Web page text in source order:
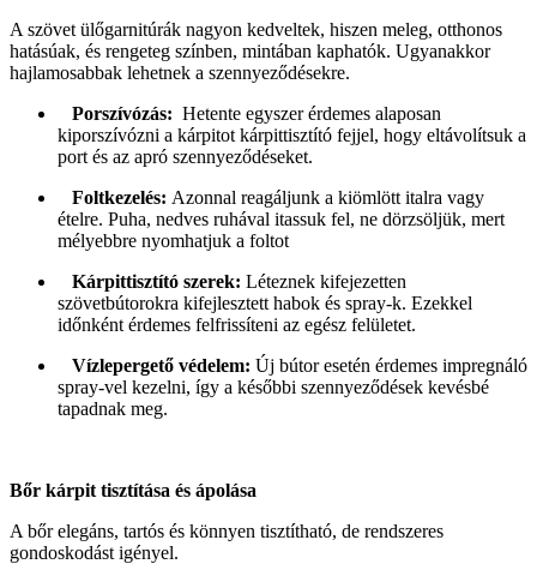
A szövet ülőgarnitúrák nagyon kedveltek, hiszen meleg, otthonos
hatásúak, és rengeteg színben, mintában kaphatók. Ugyanakkor
hajlamosabbak lehetnek a szennyeződésekre.
Porszívózás: Hetente egyszer érdemes alaposan
kiporszívózni a kárpitot kárpittisztító fejjel, hogy eltávolítsuk a
port és az apró szennyeződéseket.
Foltkezelés: Azonnal reagáljunk a kiömlött italra vagy
ételre. Puha, nedves ruhával itassuk fel, ne dörzsöljük, mert
mélyebbre nyomhatjuk a foltot
Kárpittisztító szerek: Léteznek kifejezetten
szövetbútorokra kifejlesztett habok és spray-k. Ezekkel
időnként érdemes felfrissíteni az egész felületet.
Vízlepergető védelem: Új bútor esetén érdemes impregnáló
spray-vel kezelni, így a későbbi szennyeződések kevésbé
tapadnak meg.
Bőr kárpit tisztítása és ápolása
A bőr elegáns, tartós és könnyen tisztítható, de rendszeres
gondoskodást igényel.